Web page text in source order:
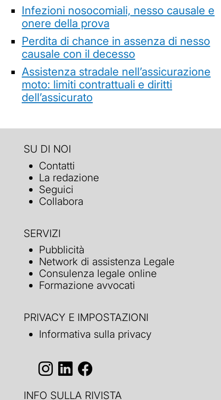
Infezioni nosocomiali, nesso causale e
onere della prova
Perdita di chance in assenza di nesso
causale con il decesso
Assistenza stradale nell’assicurazione
moto: limiti contrattuali e diritti
dell’assicurato
SU DI NOI
Contatti
La redazione
Seguici
Collabora
SERVIZI
Pubblicità
Network di assistenza Legale
Consulenza legale online
Formazione avvocati
PRIVACY E IMPOSTAZIONI
Informativa sulla privacy
INFO SULLA RIVISTA